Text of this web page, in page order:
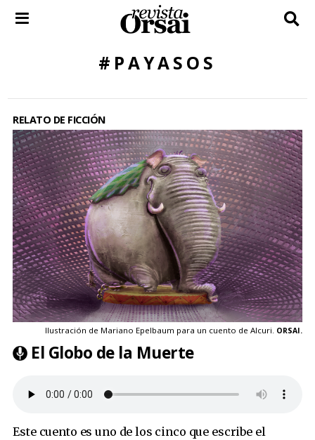
#PAYASOS
RELATO DE FICCIÓN
Ilustración de Mariano Epelbaum para un cuento de Alcuri. ORSAI.
El Globo de la Muerte
Este cuento es uno de los cinco que escribe el